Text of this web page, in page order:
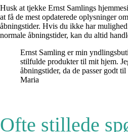
Husk at tjekke Ernst Samlings
at få de mest opdaterede oplysninger
åbningstider. Hvis du ikke har
normale åbningstider, kan du altid
Ernst Samling er min
stilfulde produkter til mit hjem.
åbningstider, da de passer godt
Maria
Ofte stillede